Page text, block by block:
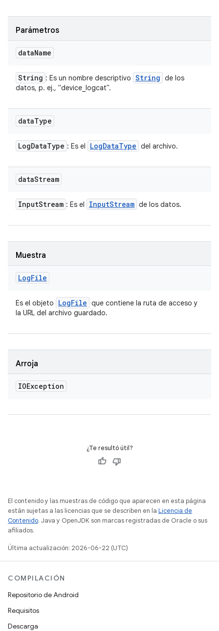
Parámetros
dataName
String : Es un nombre descriptivo String de los
datos, p. ej., "device_logcat".
dataType
LogDataType : Es el LogDataType del archivo.
dataStream
InputStream : Es el InputStream de los datos.
Muestra
LogFile
Es el objeto LogFile que contiene la ruta de acceso y
la URL del archivo guardado.
Arroja
IOException
¿Te resultó útil?
El contenido y las muestras de código que aparecen en esta página
están sujetas a las licencias que se describen en la Licencia de
Contenido. Java y OpenJDK son marcas registradas de Oracle o sus
afiliados.
Última actualización: 2026-06-22 (UTC)
COMPILACIÓN
Repositorio de Android
Requisitos
Descarga